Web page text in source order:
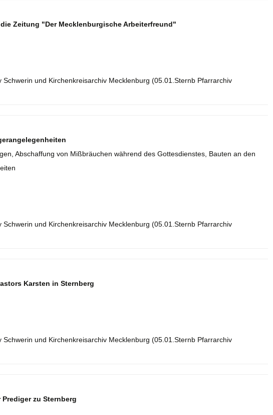
Zeitung "Der Mecklenburgische Arbeiterfreund"
Schwerin und Kirchenkreisarchiv Mecklenburg (05.01.Sternb Pfarrarchiv
Abschaffung von Mißbräuchen während des Gottesdienstes, Bauten an den
Schwerin und Kirchenkreisarchiv Mecklenburg (05.01.Sternb Pfarrarchiv
Karsten in Sternberg
Schwerin und Kirchenkreisarchiv Mecklenburg (05.01.Sternb Pfarrarchiv
zu Sternberg